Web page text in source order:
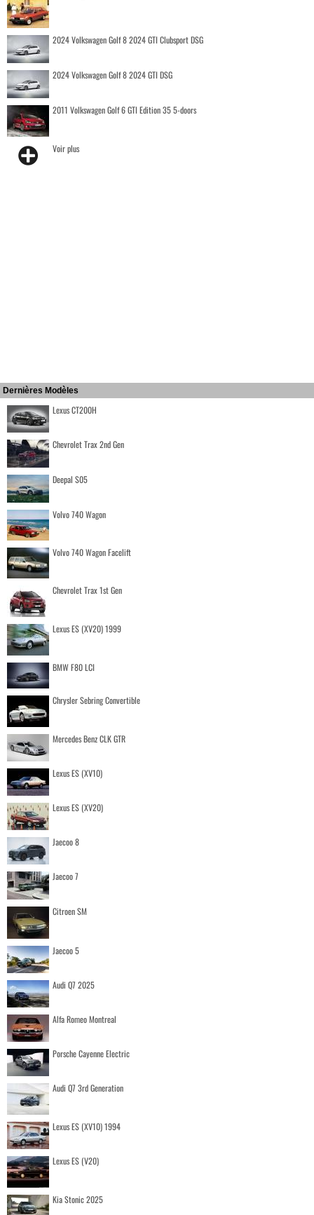
2024 Volkswagen Golf 8 2024 GTI Clubsport DSG
2024 Volkswagen Golf 8 2024 GTI DSG
2011 Volkswagen Golf 6 GTI Edition 35 5-doors
Voir plus
Dernières Modèles
Lexus CT200H
Chevrolet Trax 2nd Gen
Deepal S05
Volvo 740 Wagon
Volvo 740 Wagon Facelift
Chevrolet Trax 1st Gen
Lexus ES (XV20) 1999
BMW F80 LCI
Chrysler Sebring Convertible
Mercedes Benz CLK GTR
Lexus ES (XV10)
Lexus ES (XV20)
Jaecoo 8
Jaecoo 7
Citroen SM
Jaecoo 5
Audi Q7 2025
Alfa Romeo Montreal
Porsche Cayenne Electric
Audi Q7 3rd Generation
Lexus ES (XV10) 1994
Lexus ES (V20)
Kia Stonic 2025